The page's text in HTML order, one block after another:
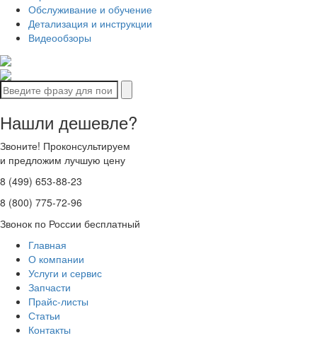
Обслуживание и обучение
Детализация и инструкции
Видеообзоры
Нашли дешевле?
Звоните! Проконсультируем
и предложим лучшую цену
8 (499) 653-88-23
8 (800) 775-72-96
Звонок по России бесплатный
Главная
О компании
Услуги и сервис
Запчасти
Прайс-листы
Статьи
Контакты